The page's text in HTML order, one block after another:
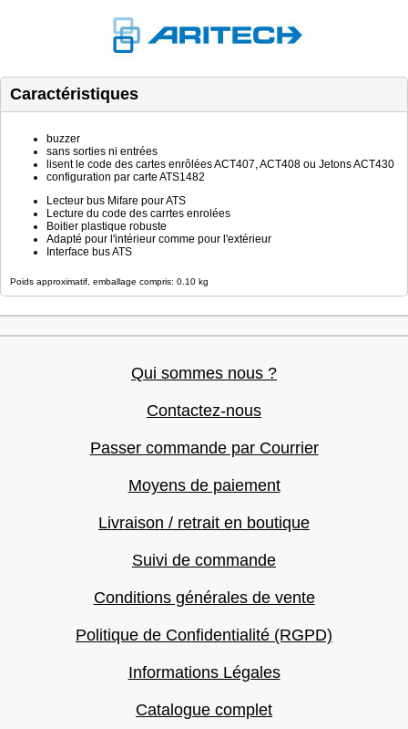
Caractéristiques
buzzer
sans sorties ni entrées
lisent le code des cartes enrôlées ACT407, ACT408 ou Jetons ACT430
configuration par carte ATS1482
Lecteur bus Mifare pour ATS
Lecture du code des carrtes enrolées
Boitier plastique robuste
Adapté pour l'intérieur comme pour l'extérieur
Interface bus ATS
Poids approximatif, emballage compris: 0.10 kg
Qui sommes nous ?
Contactez-nous
Passer commande par Courrier
Moyens de paiement
Livraison / retrait en boutique
Suivi de commande
Conditions générales de vente
Politique de Confidentialité (RGPD)
Informations Légales
Catalogue complet